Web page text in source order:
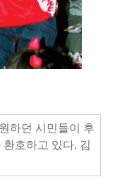
하던 시민들이 후
호하고 있다. 김